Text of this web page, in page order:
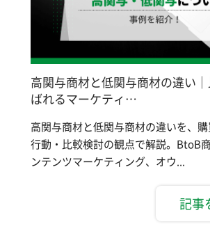
高関与商材と低関与商材の違い
ばれるマーケティ…
高関与商材と低関与商材の違いを、
行動・比較検討の観点で解説。BtoB
ンテンツマーケティング、オウ...
記事